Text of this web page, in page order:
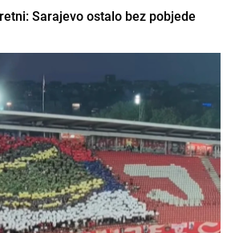
Sarajevo ostalo bez pobjede